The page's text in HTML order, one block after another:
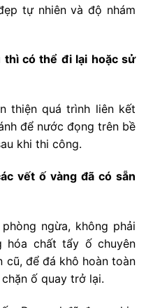
tự nhiên và độ nhám
thì có thể đi lại hoặc sử
thiện quá trình liên kết
để nước đọng trên bề
khi thi công.
vết ố vàng đã có sẵn
ngừa, không phải
hóa chất tẩy ố chuyên
cũ, để đá khô hoàn toàn
ố quay trở lại.